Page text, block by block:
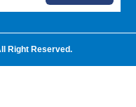
Right Reserved.